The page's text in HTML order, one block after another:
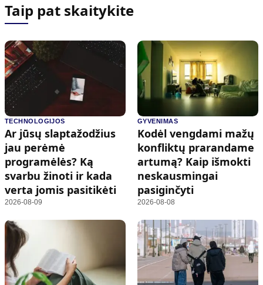
Taip pat skaitykite
TECHNOLOGIJOS
Ar jūsų slaptažodžius
jau perėmė
programėlės? Ką
svarbu žinoti ir kada
verta jomis pasitikėti
2026-08-09
GYVENIMAS
Kodėl vengdami mažų
konfliktų prarandame
artumą? Kaip išmokti
neskausmingai
pasiginčyti
2026-08-08